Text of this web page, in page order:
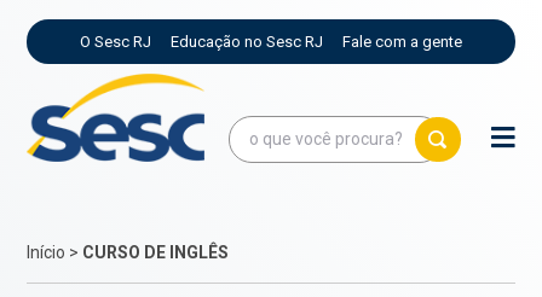
O Sesc RJ Educação no Sesc RJ Fale com a gente
Início > CURSO DE INGLÊS